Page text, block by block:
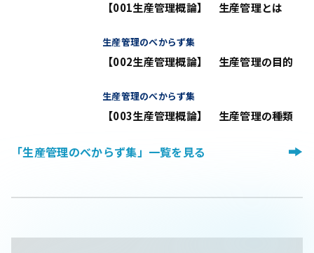
【001生産管理概論】 生産管理とは
【002生産管理概論】 生産管理の目的
生産管理のべからず集
【003生産管理概論】 生産管理の種類
生産管理のべからず集
「生産管理のべからず集」一覧を見る